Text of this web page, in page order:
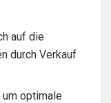
auf die
durch Verkauf
optimale